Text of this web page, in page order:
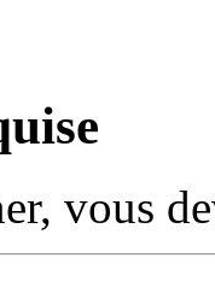
vous